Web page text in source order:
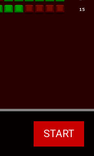
START